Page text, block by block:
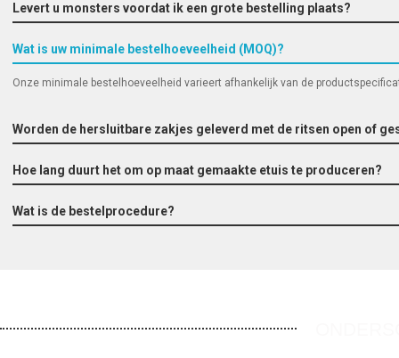
Levert u monsters voordat ik een grote bestelling plaats?
Wat is uw minimale bestelhoeveelheid (MOQ)?
Onze minimale bestelhoeveelheid varieert afhankelijk van de
Worden de hersluitbare zakjes geleverd met de ritsen open of
Hoe lang duurt het om op maat gemaakte etuis te produceren?
Wat is de bestelprocedure?